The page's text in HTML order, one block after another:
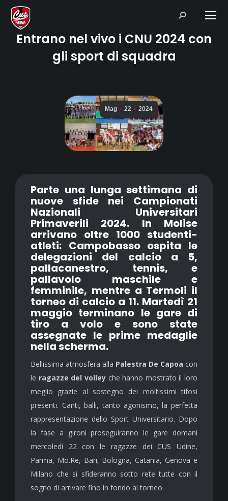
Search:
Entrano nel vivo i CNU 2024 con
gli sport di squadra
Mag 22 2024
Parte una lunga settimana di
nuove sfide nei Campionati
Nazionali Universitari
Primaverili 2024. In Molise
arrivano oltre 1000 studenti-
atleti: Campobasso ospita le
delegazioni del calcio a 5,
pallacanestro, tennis, e
pallavolo maschile e
femminile, mentre a Termoli il
torneo di calcio a 11. Martedì 21
maggio terminano le gare di
tiro a volo e sono state
assegnate le prime medaglie
nella scherma.
Bellissima atmosfera alla Palestra De Capoa con
le ragazze del volleyche hanno mostrato il loro
meglio grazie al sostegno dei moltissimi tifosi
presenti. Canti, balli, tanto agonismo, la perfetta
rappresentazione dello Sport Universitario. Dopo
la fase a gironi proseguiranno le gare domani
mercoledì 22 con le ragazze dei CUS Udine,
Parma, Mo.Re, Bari, Bologna, Catania, Genova e
Milano che si sfideranno sotto rete tutte con il
sogno di arrivare fino in fondo al torneo.